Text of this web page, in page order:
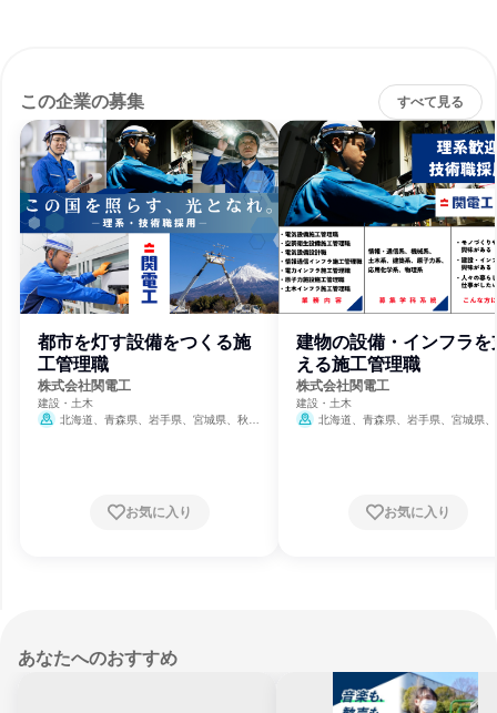
この企業の募集 すべて見る
都市を灯す設備をつくる施
工管理職
株式会社関電工
建設・土木
北海道、青森県、岩手県、宮城県、秋田
島県、福岡県、熊本県、宮崎県、鹿児島県、
お気に入り
建物の設備・インフラを
える施工管理職
株式会社関電工
建設・土木
北海道、青森県、岩手県、宮城県
島県、福岡県、熊本県、宮崎県、鹿児
お気に入り
あなたへのおすすめ